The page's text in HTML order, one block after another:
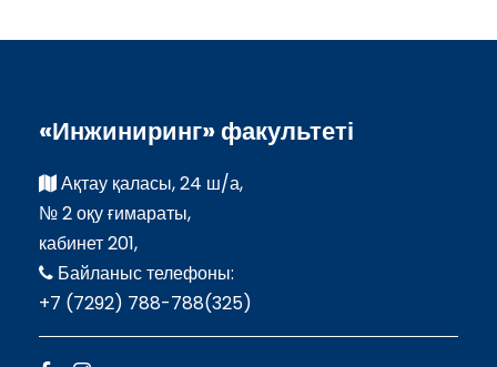
«Инжиниринг» факультеті
Ақтау қаласы, 24 ш/а,
№ 2 оқу ғимараты,
кабинет 201,
Байланыс телефоны:
+7 (7292) 788-788(325)